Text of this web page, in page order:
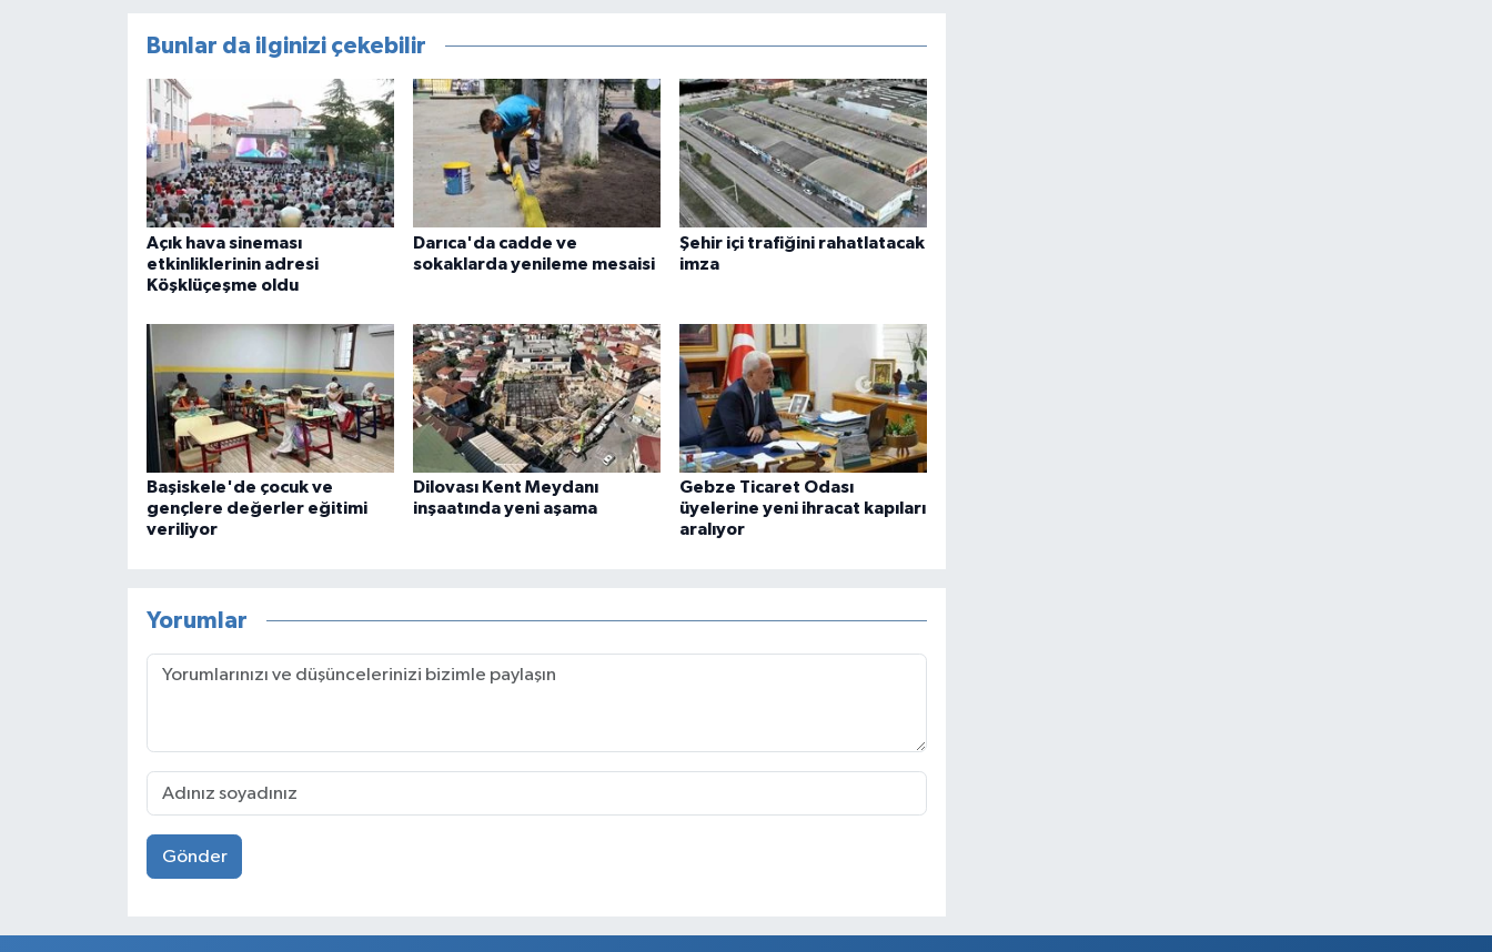
Bunlar da ilginizi çekebilir
Açık hava sineması
etkinliklerinin adresi
Köşklüçeşme oldu
Darıca'da cadde ve
sokaklarda yenileme mesaisi
Şehir içi trafiğini rahatlatacak
imza
Başiskele'de çocuk ve
gençlere değerler eğitimi
veriliyor
Dilovası Kent Meydanı
inşaatında yeni aşama
Gebze Ticaret Odası
üyelerine yeni ihracat kapıları
aralıyor
Yorumlar
Gönder